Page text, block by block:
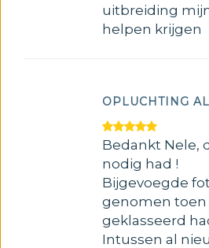
uitbreiding
helpen krijgen
OPLUCHTING
Bedankt Nele,
nodig had !
Bijgevoegde
genomen toen
geklasseerd
Intussen al